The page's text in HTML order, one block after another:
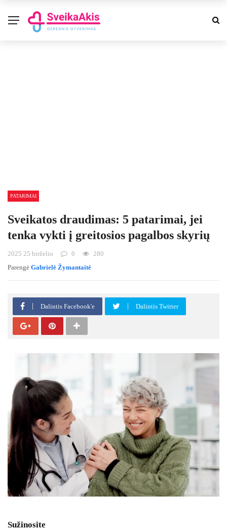
PATARIMAI
Sveikatos draudimas: 5 patarimai, jei
tenka vykti į greitosios pagalbos skyrių
2025 25 birželio 0
280
Parengė Gabrielė Žymantaitė
Dalintis Facebook'e Dalintis Twitter
Sužinosite